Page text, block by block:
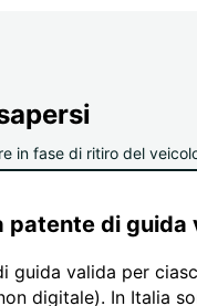
in fase di ritiro del
patente di guida
guida valida per
digitale). In Italia